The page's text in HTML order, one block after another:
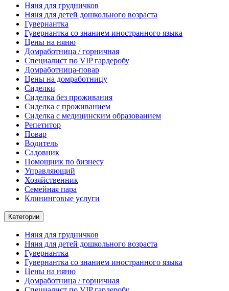
Няня для грудничков
Няня для детей дошкольного возраста
Гувернантка
Гувернантка со знанием иностранного языка
Цены на няню
Домработница / горничная
Cпециалист по VIP гардеробу
Домработница-повар
Цены на домработницу
Сиделки
Сиделка без проживания
Сиделка с проживанием
Сиделка с медицинским образованием
Репетитор
Повар
Водитель
Садовник
Помощник по бизнесу
Управляющий
Хозяйственник
Семейная пара
Клининговые услуги
Категории
Няня для грудничков
Няня для детей дошкольного возраста
Гувернантка
Гувернантка со знанием иностранного языка
Цены на няню
Домработница / горничная